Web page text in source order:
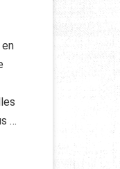
…
EN KAYAK EN FRANCE